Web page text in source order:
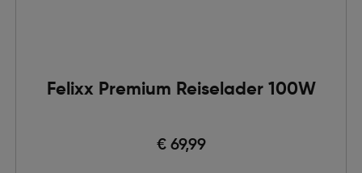
Felixx Premium Reiselader 100W
€ 69,99